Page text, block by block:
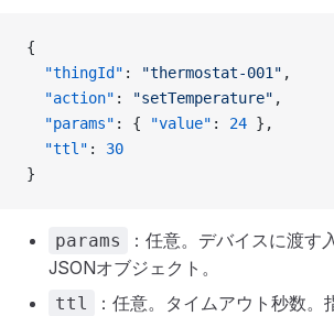
{
  "thingId"
: "thermostat-001" ,
  "action"
: "setTemperature" ,
  "params"
: { "value" : 24 },
  "ttl"
: 30
}
params
：任意。デバイスに渡す
JSONオブジェクト。
ttl
：任意。タイムアウト秒数。